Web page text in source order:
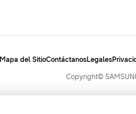
Mapa del SitioContáctanosLegales
Copyright©